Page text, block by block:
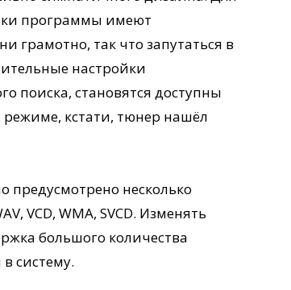
программы имеют
грамотно, так что запутаться в
настройки
поиска, становятся доступны
режиме, кстати, тюнер нашёл
предусмотрено несколько
VCD, WMA, SVCD. Изменять
большого количества
систему.